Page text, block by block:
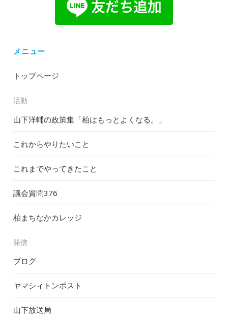
メニュー
トップページ
活動
山下洋輔の政策集「柏はもっとよくなる。」
これからやりたいこと
これまでやってきたこと
議会質問376
柏まちなかカレッジ
発信
ブログ
ヤマシィトンポスト
山下放送局